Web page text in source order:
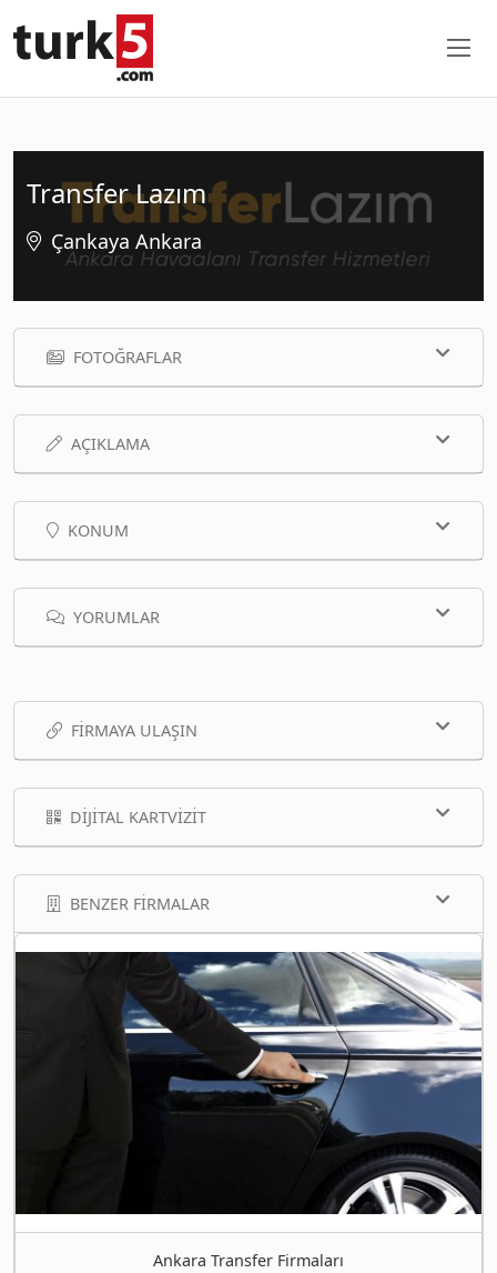
Transfer Lazım
Çankaya Ankara
FOTOĞRAFLAR
AÇIKLAMA
KONUM
YORUMLAR
FIRMAYA ULAŞIN
DIJITAL KARTVIZIT
BENZER FIRMALAR
Ankara Transfer Firmaları